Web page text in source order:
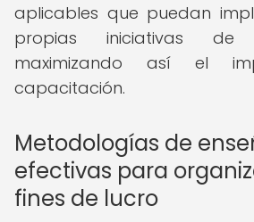
aplicables que puedan
propias iniciativas de
maximizando así el
capacitación.
Metodologías de
efectivas para
fines de lucro